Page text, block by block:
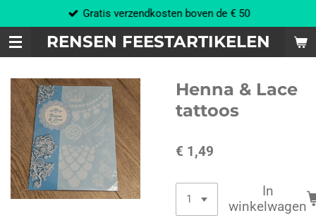
direct
naar
de
hoofdinhoud
RENSEN FEESTARTIKELEN
Gratis verzendkosten boven de € 50
Henna & Lace
tattoos
€ 1,49
In
winkelwagen